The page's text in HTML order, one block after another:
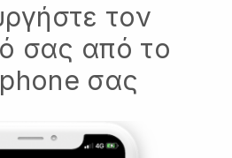
τον
σας από το
σας